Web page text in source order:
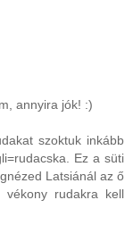
annyira jók! :)
szoktuk inkább
Ez a süti
Latsiánál az ő
vékony rudakra kell